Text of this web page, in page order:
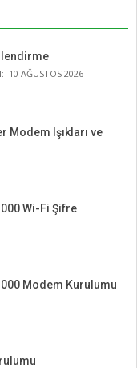
10 AĞUSTOS 2026
Modem Işıkları ve
Wi-Fi Şifre
Modem Kurulumu